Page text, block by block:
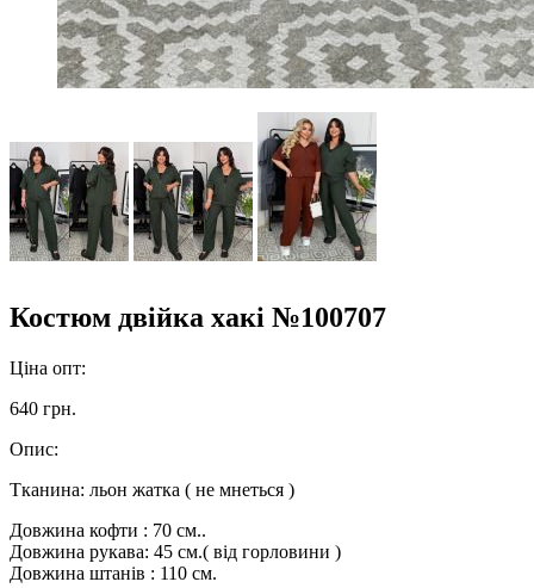
Костюм двійка хакі №100707
Ціна опт:
640 грн.
Опис:
Тканина: льон жатка ( не мнеться )
Довжина кофти : 70 см..
Довжина рукава: 45 см.( від горловини )
Довжина штанів : 110 см.